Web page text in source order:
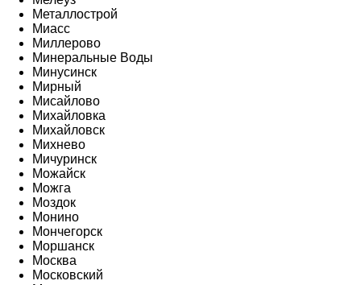
Металлострой
Миасс
Миллерово
Минеральные Воды
Минусинск
Мирный
Мисайлово
Михайловка
Михайловск
Михнево
Мичуринск
Можайск
Можга
Моздок
Монино
Мончегорск
Моршанск
Москва
Московский